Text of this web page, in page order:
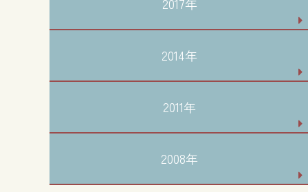
2014年
2011年
2008年